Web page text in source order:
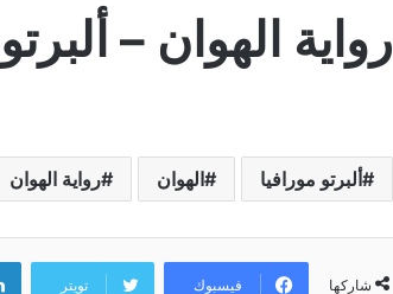
رواية الهوان –
ألبرتو مورافيا الهوان رواية الهوان
شاركها فيسبوك تويتر